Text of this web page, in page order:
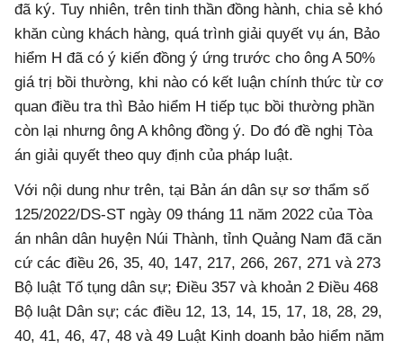
đã ký. Tuy nhiên, trên tinh thần đồng hành, chia sẻ khó
khăn cùng khách hàng, quá trình giải quyết vụ án, Bảo
hiểm H đã có ý kiến đồng ý ứng trước cho ông A 50%
giá trị bồi thường, khi nào có kết luận chính thức từ cơ
quan điều tra thì Bảo hiểm H tiếp tục bồi thường phần
còn lại nhưng ông A không đồng ý. Do đó đề nghị Tòa
án giải quyết theo quy định của pháp luật.
Với nội dung như trên, tại Bản án dân sự sơ thẩm số
125/2022/DS-ST ngày 09 tháng 11 năm 2022 của Tòa
án nhân dân huyện Núi Thành, tỉnh Quảng Nam đã căn
cứ các điều 26, 35, 40, 147, 217, 266, 267, 271 và 273
Bộ luật Tố tụng dân sự; Điều 357 và khoản 2 Điều 468
Bộ luật Dân sự; các điều 12, 13, 14, 15, 17, 18, 28, 29,
40, 41, 46, 47, 48 và 49 Luật Kinh doanh bảo hiểm năm